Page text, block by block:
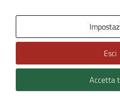
Technical Design s.r.l.
Esci
Accetta